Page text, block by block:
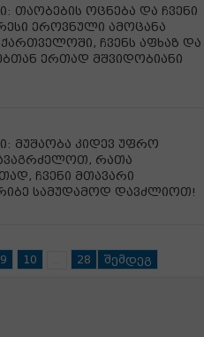
თაობების ოცნება და ჩვენი
ეროვნული ამოცანა
ჩვენს აფხაზ და
ერთად მშვიდობიანი
მუშაობა კიდევ უფრო
რათა
ჩვენი მთავარი
სამუდამოდ დავძლიოთ!
9 10 28 შემდეგ